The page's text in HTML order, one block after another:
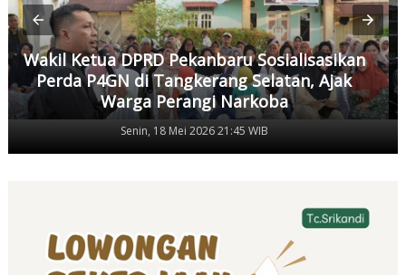
Wakil Ketua DPRD Pekanbaru Sosialisasikan
Perda P4GN di Tangkerang Selatan, Ajak
Warga Perangi Narkoba
Senin, 18 Mei 2026 21:45 WIB